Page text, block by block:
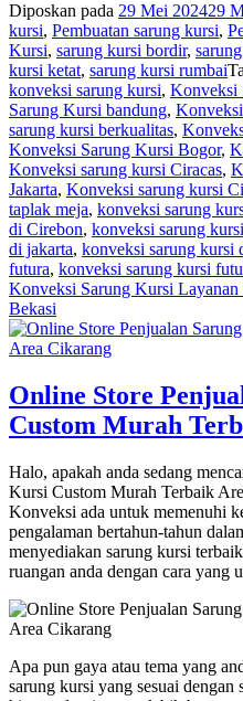
Diposkan pada 29 Mei 202429
kursi, Pembuatan sarung kursi,
Kursi, sarung kursi bordir,
kursi ketat, sarung kursi rumbai
konveksi sarung kursi, Konveksi
Sarung Kursi bandung,
sarung kursi berkualitas,
Konveksi Sarung Kursi Bogor,
Konveksi sarung kursi Ciracas,
Jakarta, Konveksi sarung kursi
taplak meja, konveksi sarung
di Cirebon, konveksi sarung
di jakarta, konveksi sarung kursi
futura, konveksi sarung kursi
Konveksi Sarung Kursi Layanan
Bekasi
Online Store
Custom Murah
Halo, apakah anda sedang
Kursi Custom Murah Terbaik
Konveksi ada untuk memenuhi
pengalaman bertahun-tahun
menyediakan sarung kursi
ruangan anda dengan cara yang
Apa pun gaya atau tema yang
sarung kursi yang sesuai